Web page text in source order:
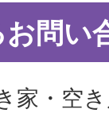
問い
家・空